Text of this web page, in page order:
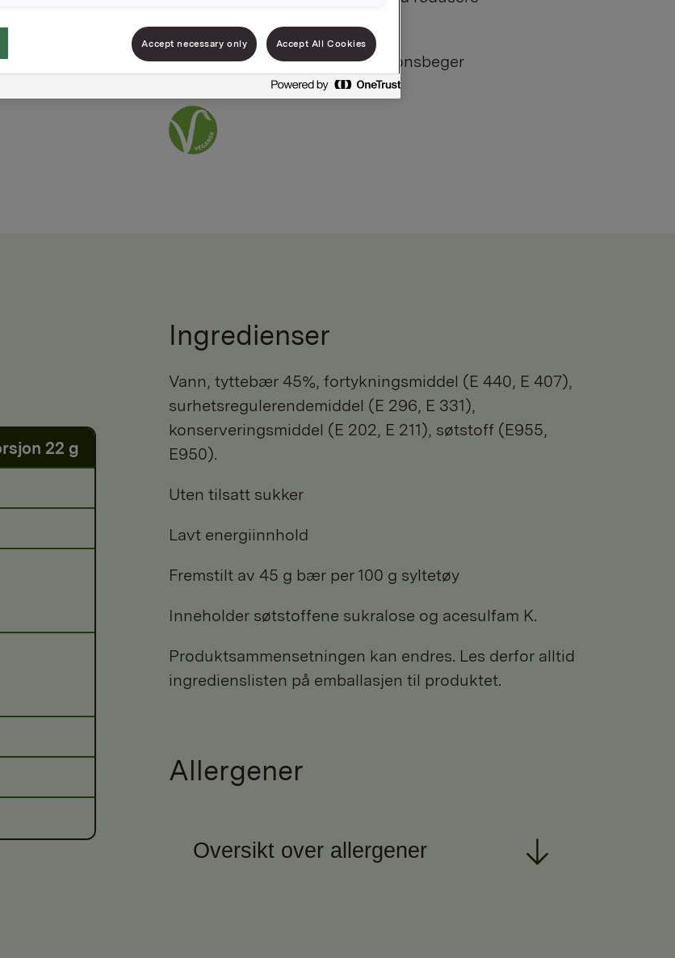
Eneste lavkalorisyltetøy i porsjonsbeger
22 g
Ingredienser
Vann, tyttebær 45%, fortykningsmiddel (E 440, E 407),
surhetsregulerendemiddel (E 296, E 331),
konserveringsmiddel (E 202, E 211), søtstoff (E955,
E950).
Uten tilsatt sukker
Lavt energiinnhold
Fremstilt av 45 g bær per 100 g syltetøy
Inneholder søtstoffene sukralose og acesulfam K.
Produktsammensetningen kan endres. Les derfor alltid
ingredienslisten på emballasjen til produktet.
Allergener
Oversikt over allergener
Accept necessary only Accept All Cookies